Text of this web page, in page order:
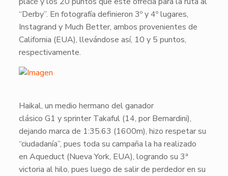
“Derby”. En fotografía definieron 3ºy4ºlugares,
Instagrand y Much Better, ambos provenientes de
California (EUA), llevándose así, 10 y 5 puntos,
respectivamente.
​Haikal, un medio hermano del ganador
clásico G1 y sprinter Takaful(14, por Bernardini),
dejando marca de 1:35.63 (1600m), hizo respetar su
“ciudadanía”, pues toda su campaña la ha realizado
en Aqueduct(Nueva York, EUA), logrando su 3ª
victoria al hilo, pues luego de salir de perdedor en su